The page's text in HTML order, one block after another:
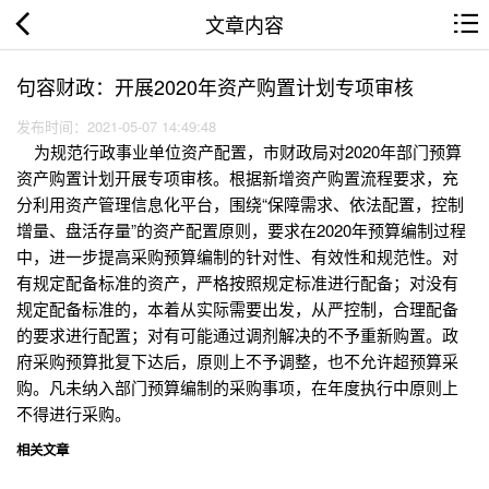
文章内容
句容财政：开展2020年资产购置计划专项审核
发布时间：2021-05-07 14:49:48
为规范行政事业单位资产配置，市财政局对2020年部门预算
资产购置计划开展专项审核。根据新增资产购置流程要求，充
分利用资产管理信息化平台，围绕“保障需求、依法配置，控制
增量、盘活存量”的资产配置原则，要求在2020年预算编制过程
中，进一步提高采购预算编制的针对性、有效性和规范性。对
有规定配备标准的资产，严格按照规定标准进行配备；对没有
规定配备标准的，本着从实际需要出发，从严控制，合理配备
的要求进行配置；对有可能通过调剂解决的不予重新购置。政
府采购预算批复下达后，原则上不予调整，也不允许超预算采
购。凡未纳入部门预算编制的采购事项，在年度执行中原则上
不得进行采购。
相关文章